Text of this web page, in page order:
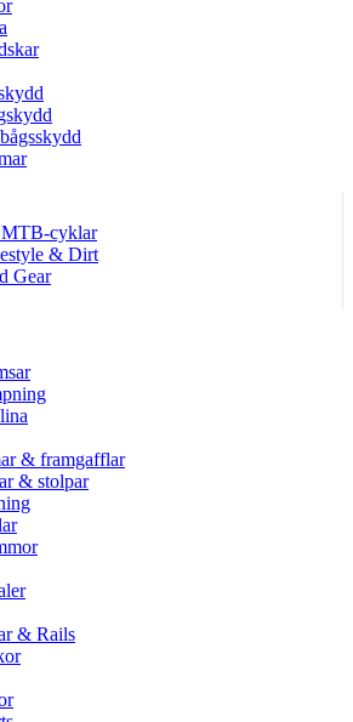
cyklar
& Dirt
Gear
& framgafflar
& stolpar
& Rails